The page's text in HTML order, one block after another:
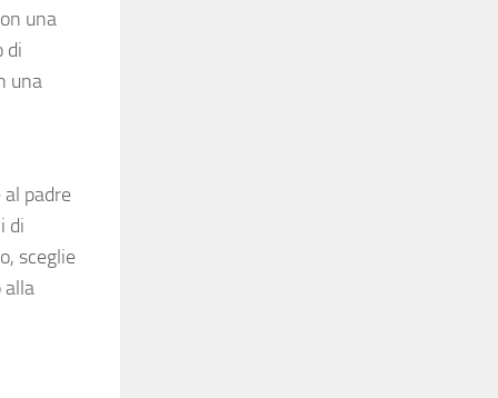
una
di
una
al padre
di
sceglie
alla